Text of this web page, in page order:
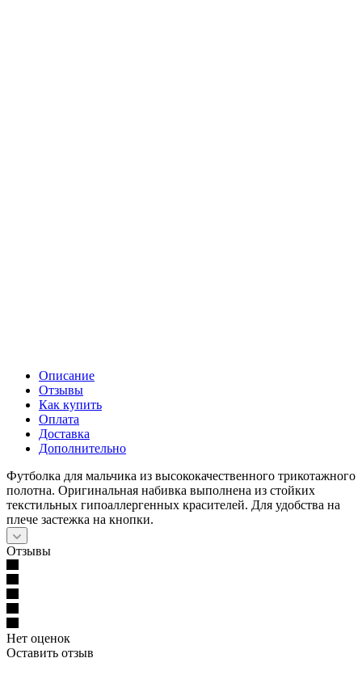
Описание
Отзывы
Как купить
Оплата
Доставка
Дополнительно
Футболка для мальчика из высококачественного трикотажного
полотна. Оригинальная набивка выполнена из стойких
текстильных гипоаллергенных красителей. Для удобства на
плече застежка на кнопки.
Отзывы
Нет оценок
Оставить отзыв